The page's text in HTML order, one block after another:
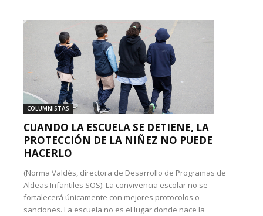
COLUMNISTAS
CUANDO LA ESCUELA SE DETIENE, LA
PROTECCIÓN DE LA NIÑEZ NO PUEDE
HACERLO
(Norma Valdés, directora de Desarrollo de Programas de
Aldeas Infantiles SOS): La convivencia escolar no se
fortalecerá únicamente con mejores protocolos o
sanciones. La escuela no es el lugar donde nace la